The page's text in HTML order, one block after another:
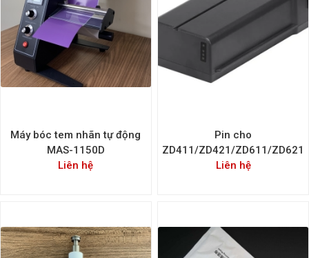
Máy bóc tem nhãn tự động
MAS-1150D
Liên hệ
Pin cho
ZD411/ZD421/ZD611/ZD621
Liên hệ